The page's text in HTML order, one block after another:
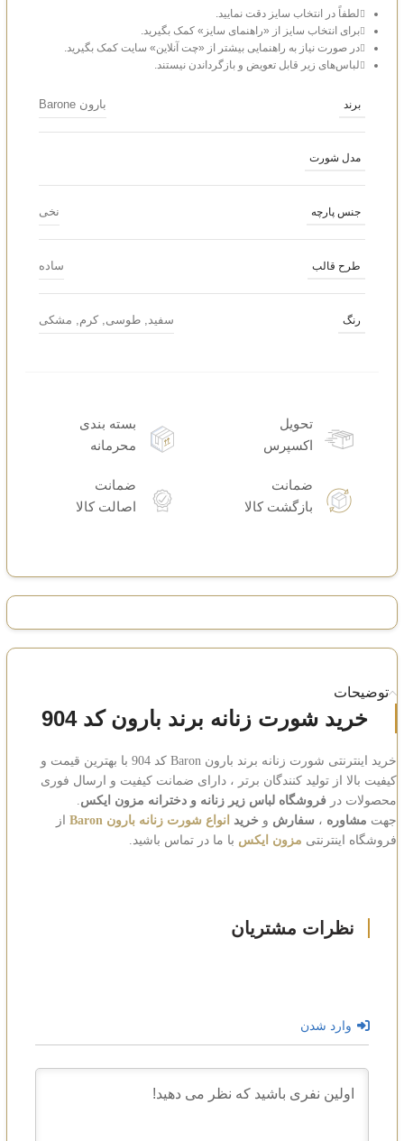
لطفاً در انتخاب سایز دقت نمایید.
برای انتخاب سایز از «راهنمای سایز» کمک بگیرید.
در صورت نیاز به راهنمایی بیشتر از «چت آنلاین» سایت کمک بگیرید.
لباس‌های زیر قابل تعویض و بازگرداندن نیستند.
برند بارون Barone
مدل شورت
جنس پارچه نخی
طرح قالب ساده
رنگ سفید, طوسی, کرم, مشکی
ضمانت
اصالت کالا
ضمانت
بازگشت کالا
بسته بندی
محرمانه
تحویل
اکسپرس
توضیحات
خرید شورت زنانه برند بارون کد 904
خرید اینترنتی شورت زنانه برند بارون Baron کد 904 با بهترین قیمت و
کیفیت بالا از تولید کنندگان برتر ، دارای ضمانت کیفیت و ارسال فوری
محصولات در فروشگاه لباس زیر زنانه و دخترانه مزون ایکس.
جهت مشاوره ، سفارش و خرید انواع شورت زنانه بارون Baron
از
فروشگاه اینترنتی مزون ایکس با ما در تماس باشید.
وارد شدن